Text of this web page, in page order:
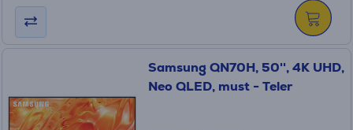
Samsung QN70H, 50'', 4K UHD,
Neo QLED, must - Teler